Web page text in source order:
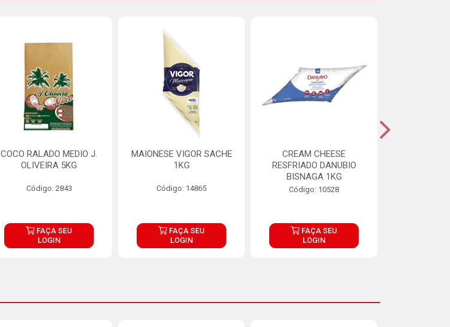
COCO RALADO MEDIO J.
OLIVEIRA 5KG
Código: 2843
FAÇA SEU
LOGIN
MAIONESE VIGOR SACHE
1KG
Código: 14865
FAÇA SEU
LOGIN
CREAM CHEESE
RESFRIADO DANUBIO
BISNAGA 1KG
Código: 10528
FAÇA SEU
LOGIN